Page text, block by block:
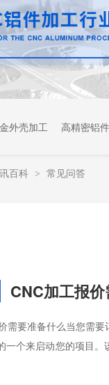
外壳加工 高精密铝
百科 > 常见问答
CNC加工报
需要准备什么当您需
一个来启动您的项目